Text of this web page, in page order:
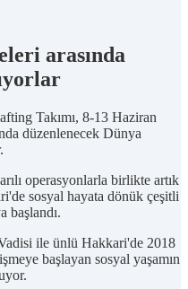
arasında
Takımı, 8-13 Haziran
düzenlenecek Dünya
operasyonlarla birlikte artık
sosyal hayata dönük çeşitli
başlandı.
ile ünlü Hakkari'de 2018
başlayan sosyal yaşamın